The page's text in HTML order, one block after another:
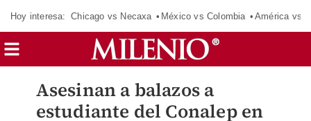
Hoy interesa: Chicago vs Necaxa México vs Colombia América vs
Asesinan a balazos a
estudiante del Conalep en